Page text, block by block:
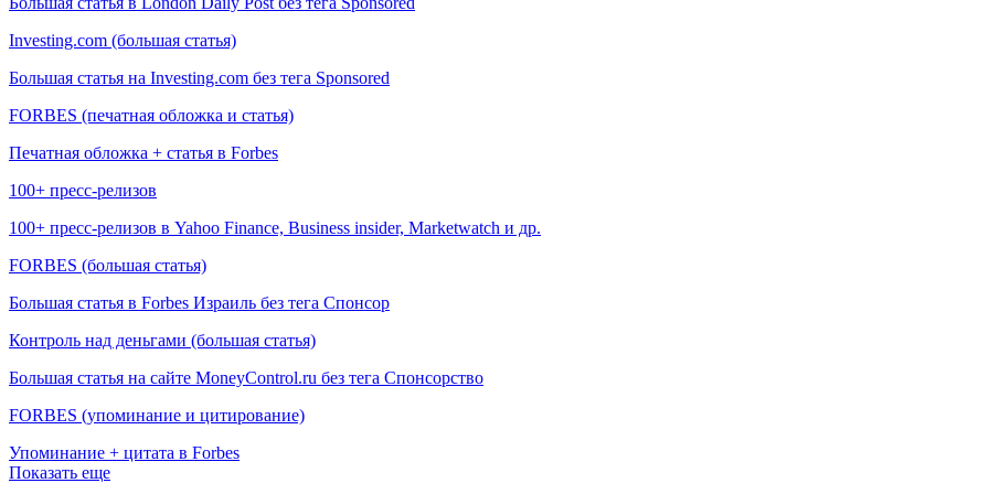
Investing.com (большая статья)
Большая статья на Investing.com без тега Sponsored
FORBES (печатная обложка и статья)
Печатная обложка + статья в Forbes
100+ пресс-релизов
100+ пресс-релизов в Yahoo Finance, Business insider, Marketwatch и др.
FORBES (большая статья)
Большая статья в Forbes Израиль без тега Спонсор
Контроль над деньгами (большая статья)
Большая статья на сайте MoneyControl.ru без тега Спонсорство
FORBES (упоминание и цитирование)
Упоминание + цитата в Forbes
Показать еще